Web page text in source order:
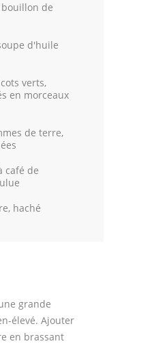
de
d'huile
verts,
en morceaux
de terre,
café de
haché
grande
élevé. Ajouter
en brassant